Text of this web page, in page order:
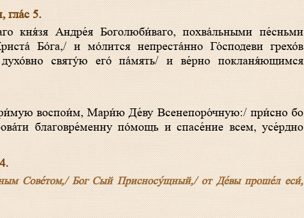
гла́с 5.
Бо́га,/ и мо́лится непреста́нно Го́сподеви грехо́в
святу́ю его́ па́мять/ и ве́рно покланя́ющимся
благовре́менну по́мощь и спасе́ние всем, усе́рдно
Сове́том,/ Бог Сый Присносу́щный,/ от Де́вы проше́л еси́,